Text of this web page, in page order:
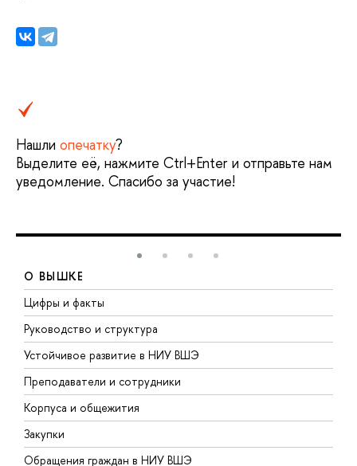
Нашли опечатку?
Выделите её, нажмите Ctrl+Enter и отправьте нам
уведомление. Спасибо за участие!
О ВЫШКЕ
Цифры и факты
Руководство и структура
Устойчивое развитие в НИУ ВШЭ
Преподаватели и сотрудники
Корпуса и общежития
Закупки
Обращения граждан в НИУ ВШЭ